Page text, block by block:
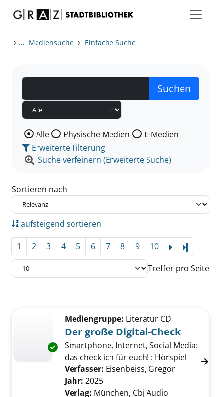
› ... Mediensuche › Einfache Suche
Wählen Sie die Medienart nach der Sie suchen wollen.
Alle Physische Medien
E-Medien
Erweiterte Filterung
Suche verfeinern (Erweiterte Suche)
Sortieren nach
aufsteigend sortieren
1 2 3 4 5 6 7 8 9 10
Treffer pro Seite
Zu den Suchfiltern springen
Exemplar-Details von Der große Digital-
Mediengruppe: Literatur CD
Der große Digital-Check
Smartphone, Internet, Social Media:
das check ich für euch! : Hörspiel
Verfasser: Eisenbeiss, Gregor
Jahr: 2025
Verlag: München, Cbj Audio